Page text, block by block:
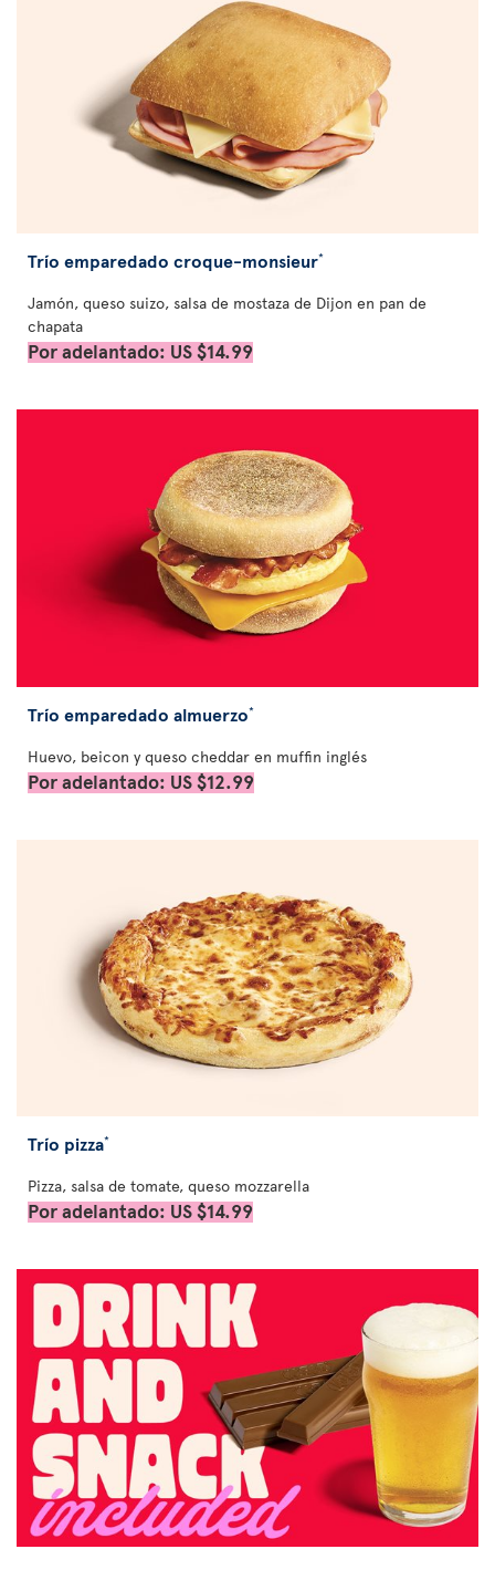
Trío emparedado croque-monsieur*
Jamón, queso suizo, salsa de mostaza de Dijon en pan de
chapata
Por adelantado: US $14.99
Trío emparedado almuerzo*
Huevo, beicon y queso cheddar en muffin inglés
Por adelantado: US $12.99
Trío pizza*
Pizza, salsa de tomate, queso mozzarella
Por adelantado: US $14.99